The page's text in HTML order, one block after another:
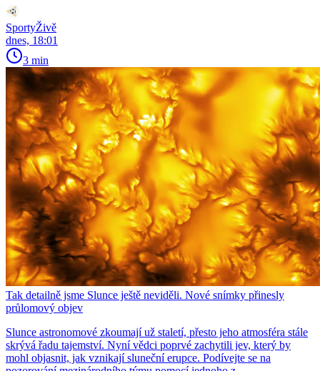
SportyŽivě
dnes, 18:01
3 min
Tak detailně jsme Slunce ještě neviděli. Nové snímky přinesly
průlomový objev
Slunce astronomové zkoumají už staletí, přesto jeho atmosféra stále
skrývá řadu tajemství. Nyní vědci poprvé zachytili jev, který by
mohl objasnit, jak vznikají sluneční erupce. Podívejte se na